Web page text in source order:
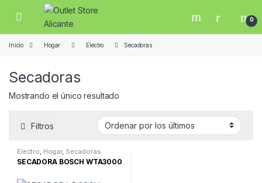
Skip to navigation
Skip to content
Open 0
Inicio Hogar Electro Secadoras
Secadoras
Mostrando el único resultado
Filtros
Electro Hogar, Secadoras
SECADORA BOSCH WTA3000